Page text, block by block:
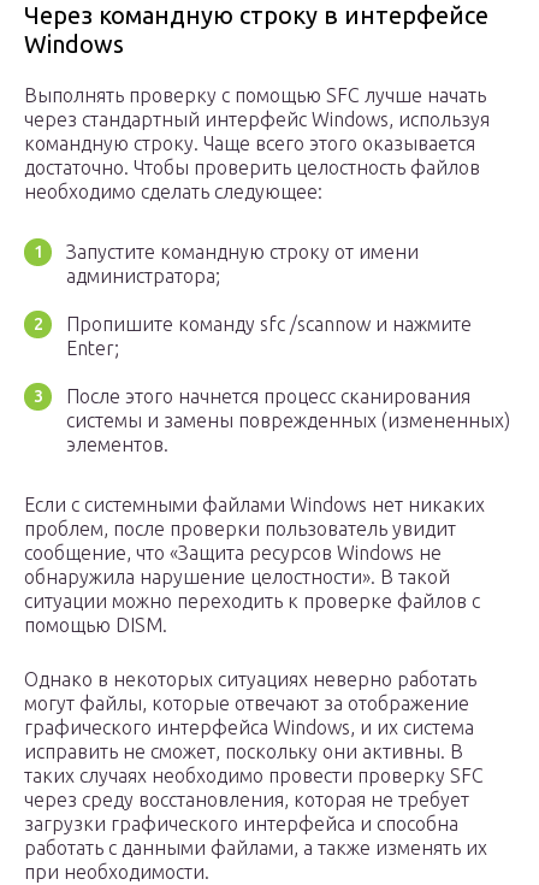
Через командную строку в интерфейсе
Windows
Выполнять проверку с помощью SFC лучше начать
через стандартный интерфейс Windows, используя
командную строку. Чаще всего этого оказывается
достаточно. Чтобы проверить целостность файлов
необходимо сделать следующее:
Запустите командную строку от имени
администратора;
Пропишите команду sfc /scannow и нажмите
Enter;
После этого начнется процесс сканирования
системы и замены поврежденных (измененных)
элементов.
Если с системными файлами Windows нет никаких
проблем, после проверки пользователь увидит
сообщение, что «Защита ресурсов Windows не
обнаружила нарушение целостности». В такой
ситуации можно переходить к проверке файлов с
помощью DISM.
Однако в некоторых ситуациях неверно работать
могут файлы, которые отвечают за отображение
графического интерфейса Windows, и их система
исправить не сможет, поскольку они активны. В
таких случаях необходимо провести проверку SFC
через среду восстановления, которая не требует
загрузки графического интерфейса и способна
работать с данными файлами, а также изменять их
при необходимости.